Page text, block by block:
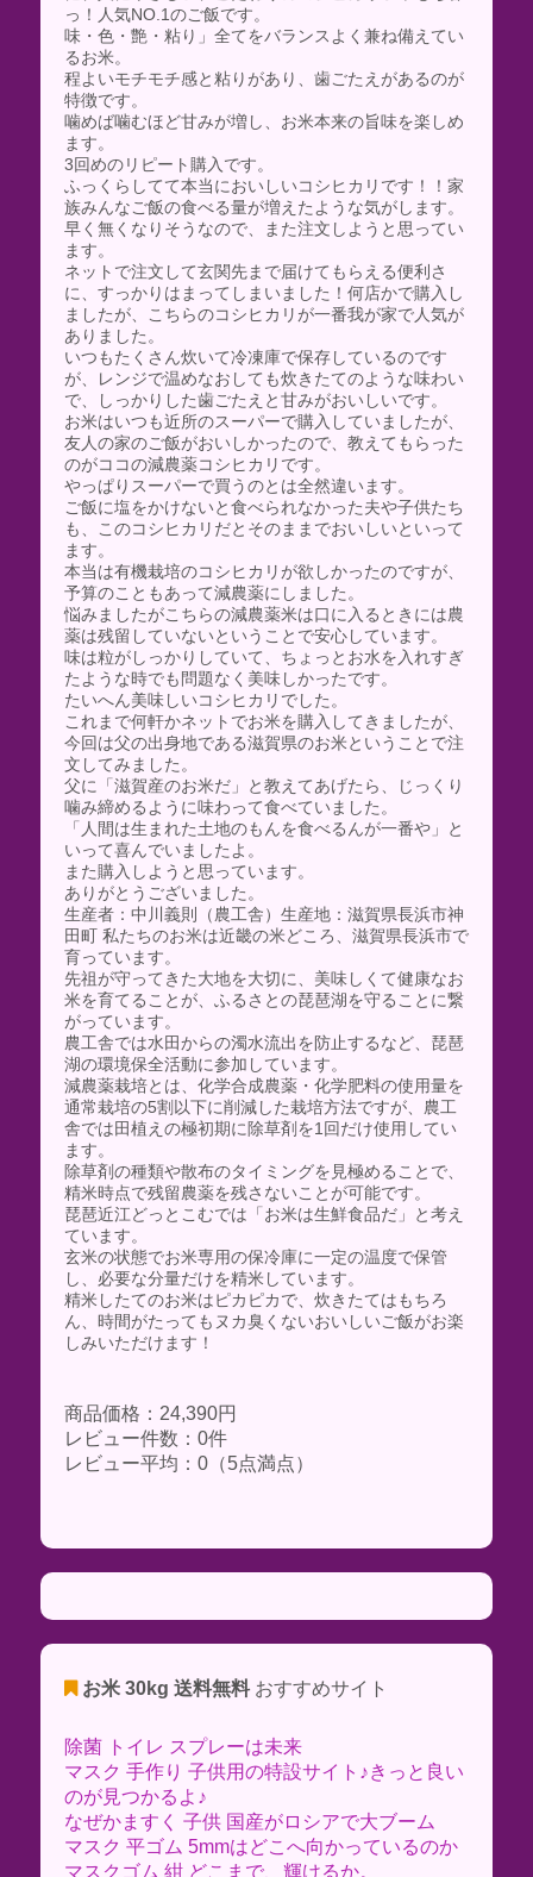
っ！人気NO.1のご飯です。
味・色・艶・粘り」全てをバランスよく兼ね備えてい
るお米。
程よいモチモチ感と粘りがあり、歯ごたえがあるのが
特徴です。
噛めば噛むほど甘みが増し、お米本来の旨味を楽しめ
ます。
3回めのリピート購入です。
ふっくらしてて本当においしいコシヒカリです！！家
族みんなご飯の食べる量が増えたような気がします。
早く無くなりそうなので、また注文しようと思ってい
ます。
ネットで注文して玄関先まで届けてもらえる便利さ
に、すっかりはまってしまいました！何店かで購入し
ましたが、こちらのコシヒカリが一番我が家で人気が
ありました。
いつもたくさん炊いて冷凍庫で保存しているのです
が、レンジで温めなおしても炊きたてのような味わい
で、しっかりした歯ごたえと甘みがおいしいです。
お米はいつも近所のスーパーで購入していましたが、
友人の家のご飯がおいしかったので、教えてもらった
のがココの減農薬コシヒカリです。
やっぱりスーパーで買うのとは全然違います。
ご飯に塩をかけないと食べられなかった夫や子供たち
も、このコシヒカリだとそのままでおいしいといって
ます。
本当は有機栽培のコシヒカリが欲しかったのですが、
予算のこともあって減農薬にしました。
悩みましたがこちらの減農薬米は口に入るときには農
薬は残留していないということで安心しています。
味は粒がしっかりしていて、ちょっとお水を入れすぎ
たような時でも問題なく美味しかったです。
たいへん美味しいコシヒカリでした。
これまで何軒かネットでお米を購入してきましたが、
今回は父の出身地である滋賀県のお米ということで注
文してみました。
父に「滋賀産のお米だ」と教えてあげたら、じっくり
噛み締めるように味わって食べていました。
「人間は生まれた土地のもんを食べるんが一番や」と
いって喜んでいましたよ。
また購入しようと思っています。
ありがとうございました。
生産者：中川義則（農工舎）生産地：滋賀県長浜市神
田町 私たちのお米は近畿の米どころ、滋賀県長浜市で
育っています。
先祖が守ってきた大地を大切に、美味しくて健康なお
米を育てることが、ふるさとの琵琶湖を守ることに繋
がっています。
農工舎では水田からの濁水流出を防止するなど、琵琶
湖の環境保全活動に参加しています。
減農薬栽培とは、化学合成農薬・化学肥料の使用量を
通常栽培の5割以下に削減した栽培方法ですが、農工
舎では田植えの極初期に除草剤を1回だけ使用してい
ます。
除草剤の種類や散布のタイミングを見極めることで、
精米時点で残留農薬を残さないことが可能です。
琵琶近江どっとこむでは「お米は生鮮食品だ」と考え
ています。
玄米の状態でお米専用の保冷庫に一定の温度で保管
し、必要な分量だけを精米しています。
精米したてのお米はピカピカで、炊きたてはもちろ
ん、時間がたってもヌカ臭くないおいしいご飯がお楽
しみいただけます！
商品価格：24,390円
レビュー件数：0件
レビュー平均：0（5点満点）
お米 30kg 送料無料おすすめサイト
除菌 トイレ スプレーは未来
マスク 手作り 子供用の特設サイト♪きっと良い
のが見つかるよ♪
なぜかますく 子供 国産がロシアで大ブーム
マスク 平ゴム 5mmはどこへ向かっているのか
マスクゴム 紺 どこまで、輝けるか。